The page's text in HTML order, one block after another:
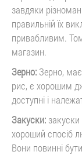
завдяки
правильній їх
привабливим.
магазин.
Зерно: Зерно,
рис, є хорошим
доступні і
Закуски: закуски
хороший спосіб
Вони повинні